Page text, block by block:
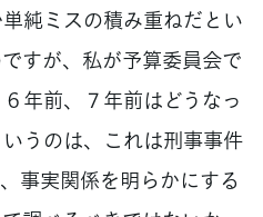
純ミスの積み重ねだとい
すが、私が予算委員会で
年前、７年前はどうなっ
うのは、これは刑事事件
事実関係を明らかにする